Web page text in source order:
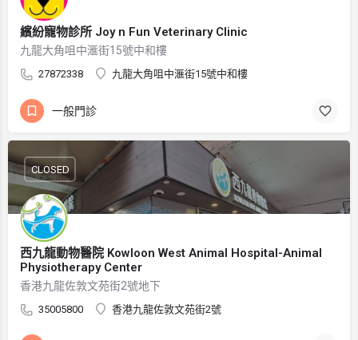
繽紛寵物診所 Joy n Fun Veterinary Clinic
九龍大角咀中滙街15號中和樓
27872338 九龍大角咀中滙街15號中和樓
一般門診
西九龍動物醫院 Kowloon West Animal Hospital-Animal
Physiotherapy Center
香港九龍佐敦文苑街2號地下
35005800 香港九龍佐敦文苑街2號
CLOSED